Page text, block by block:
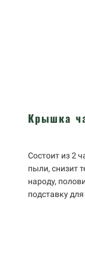
Крышка
Состоит из 2
пыли, снизит
народу,
подставку